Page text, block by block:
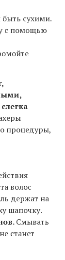
сухими.
с помощью
процедуры,
волос
держат на
шапочку.
Смывать
станет